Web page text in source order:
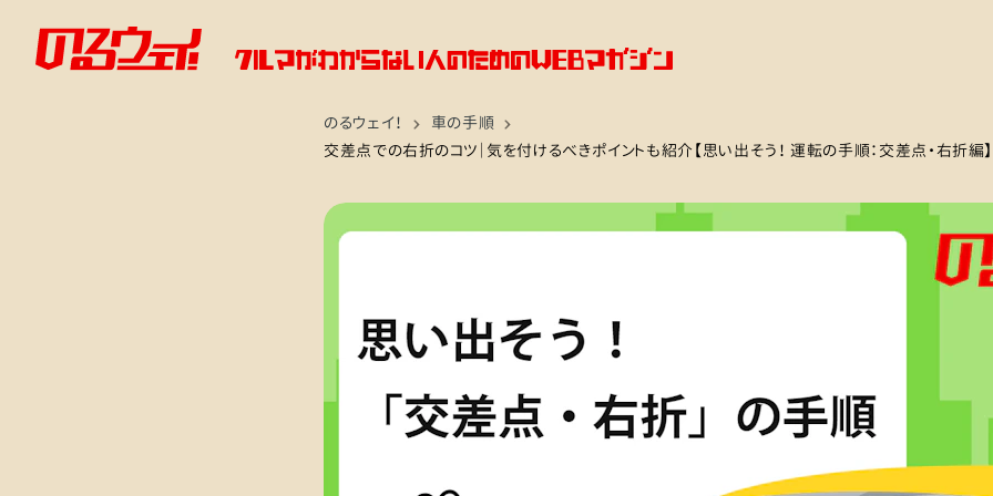
のるウェイ！
車の手順
交差点での右折のコツ｜気を付けるべきポイントも紹介【思い出そう！ 運転の手順：交差点・右折編】